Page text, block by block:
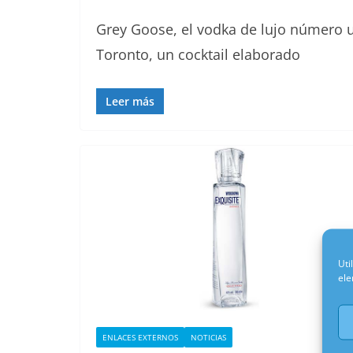
Grey Goose, el vodka de lujo número
Toronto, un cocktail elaborado
Leer más
ENLACES EXTERNOS NOTICIAS